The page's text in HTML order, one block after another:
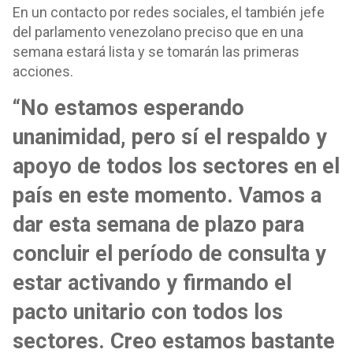
En un contacto por redes sociales, el también jefe
del parlamento venezolano preciso que en una
semana estará lista y se tomarán las primeras
acciones.
“No estamos esperando
unanimidad, pero sí el respaldo y
apoyo de todos los sectores en el
país en este momento. Vamos a
dar esta semana de plazo para
concluir el período de consulta y
estar activando y firmando el
pacto unitario con todos los
sectores. Creo estamos bastante